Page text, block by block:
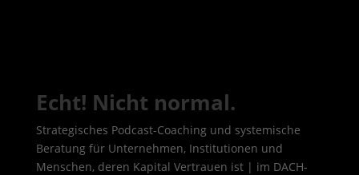
Echt! Nicht normal.
Strategisches Podcast-Coaching und systemische
Beratung für Unternehmen, Institutionen und
Menschen, deren Kapital Vertrauen ist | im DACH-